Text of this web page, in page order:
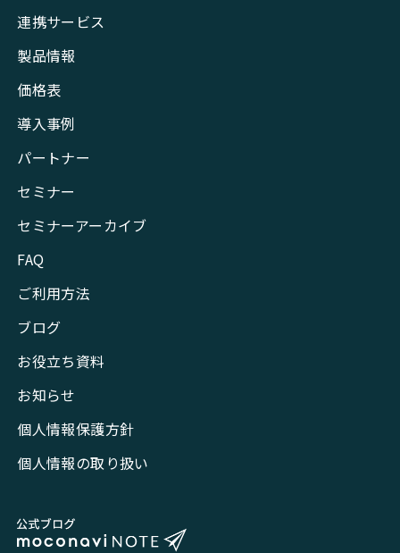
連携サービス
製品情報
価格表
導入事例
パートナー
セミナー
セミナーアーカイブ
FAQ
ご利用方法
ブログ
お役立ち資料
お知らせ
個人情報保護方針
個人情報の取り扱い